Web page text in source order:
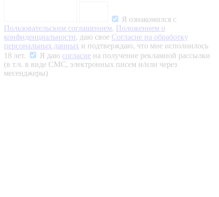
Я ознакомился с
Пользовательским соглашением, Положением о
конфиденциальности, даю свое Согласие на обработку
персональных данных и подтверждаю, что мне исполнилось
18 лет.
Я даю согласие на получение рекламной рассылки
(в т.ч. в виде СМС, электронных писем и/или через
месенджеры)